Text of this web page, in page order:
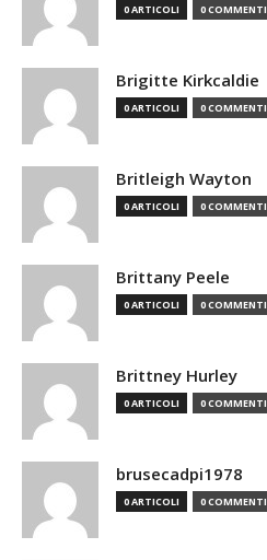
0 ARTICOLI 0 COMMENTI
Brigitte Kirkcaldie
0 ARTICOLI 0 COMMENTI
Britleigh Wayton
0 ARTICOLI 0 COMMENTI
Brittany Peele
0 ARTICOLI 0 COMMENTI
Brittney Hurley
0 ARTICOLI 0 COMMENTI
brusecadpi1978
0 ARTICOLI 0 COMMENTI